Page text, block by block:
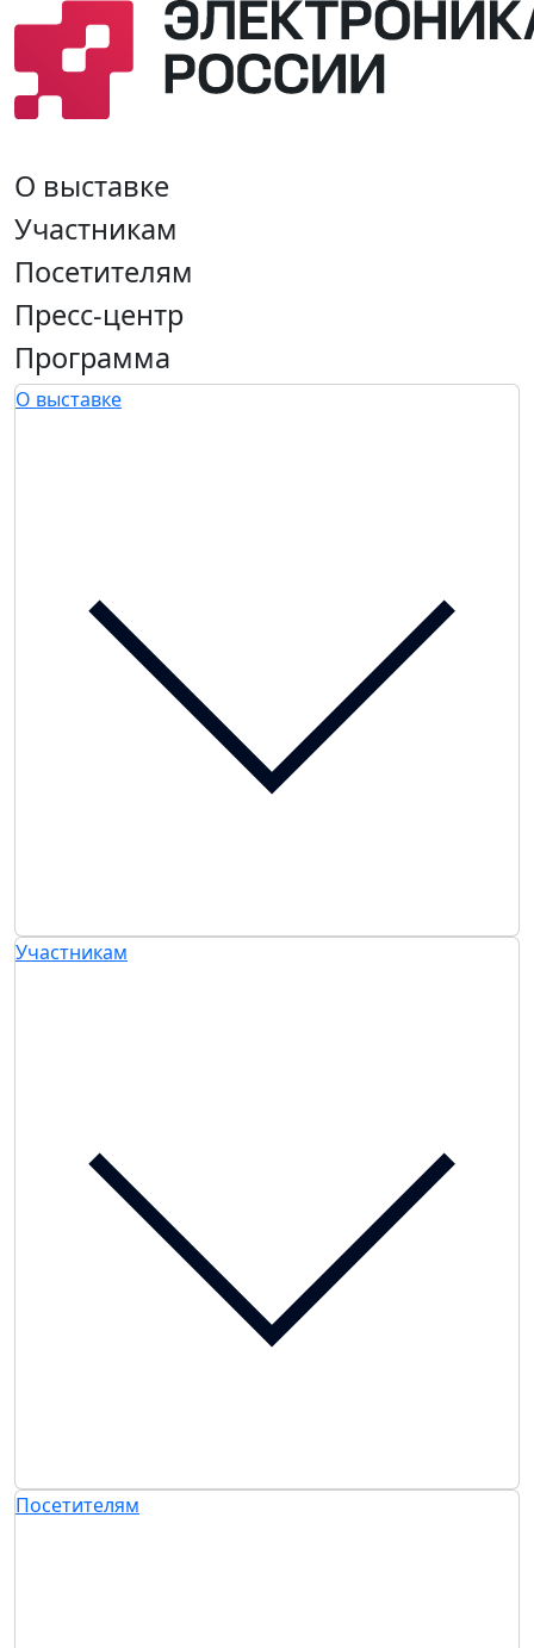
О выставке
Участникам
Посетителям
Пресс-центр
Программа
О выставке
Участникам
Посетителям